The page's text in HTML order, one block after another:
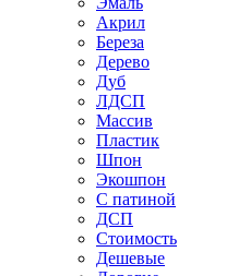
Акрил
Береза
Дерево
Дуб
ЛДСП
Массив
Пластик
Шпон
Экошпон
С патиной
ДСП
Стоимость
Дешевые